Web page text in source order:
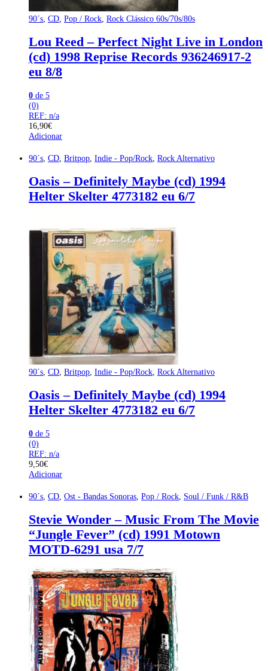
90´s, CD, Pop / Rock, Rock Clássico 60s/70s/80s
Lou Reed – Perfect Night Live in London
(cd) 1998 Reprise Records 936246917-2
eu 8/8
0 de 5
(0)
REF: n/a
16,90€
Adicionar
90´s CD Britpop Indie - Pop/Rock Rock Alternativo
Oasis – Definitely Maybe (cd) 1994
Helter Skelter 4773182 eu 6/7
90´s CD Britpop Indie - Pop/Rock Rock Alternativo
Oasis – Definitely Maybe (cd) 1994
Helter Skelter 4773182 eu 6/7
0 de 5
(0)
REF: n/a
9,50€
Adicionar
90´s CD Ost - Bandas Sonoras Pop / Rock Soul / Funk / R&B
Stevie Wonder – Music From The Movie
“Jungle Fever” (cd) 1991 Motown
MOTD-6291 usa 7/7